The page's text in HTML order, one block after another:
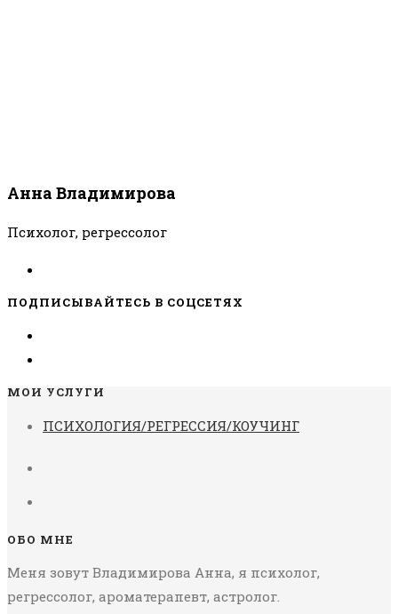
Анна Владимирова
Психолог, регрессолог
ПОДПИСЫВАЙТЕСЬ В СОЦСЕТЯХ
МОИ УСЛУГИ
ПСИХОЛОГИЯ/РЕГРЕССИЯ/КОУЧИНГ
ОБО МНЕ
Меня зовут Владимирова Анна, я психолог,
регрессолог, ароматерапевт, астролог.